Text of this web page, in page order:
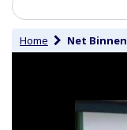
Home Net Binnen